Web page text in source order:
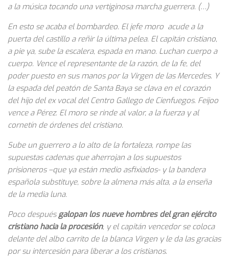
a la música tocando una vertiginosa marcha guerrera. (…)
En esto se acaba el bombardeo. El jefe moro acude a la
puerta del castillo a reñir la última pelea. El capitán cristiano,
a pie ya, sube la escalera, espada en mano. Luchan cuerpo a
cuerpo. Vence el representante de la razón, de la fe, del
poder puesto en sus manos por la Virgen de las Mercedes. Y
la espada del peatón de Santa Baya se clava en el corazón
del hijo del ex vocal del Centro Gallego de Cienfuegos. Feijoo
vence a Pérez. El moro se rinde al valor, a la fuerza y al
cornetín de órdenes del cristiano.
Sube un guerrero a lo alto de la fortaleza, rompe las
supuestas cadenas que aherrojan a los supuestos
prisioneros –que ya están medio asfixiados- y la bandera
española substituye, sobre la almena más alta, a la enseña
de la media luna.
Poco despuésgalopan los nueve hombres del gran ejército
cristiano hacia la procesión, y el capitán vencedor se coloca
delante del albo carrito de la blanca Virgen y le da las gracias
por su intercesión para liberar a los cristianos.